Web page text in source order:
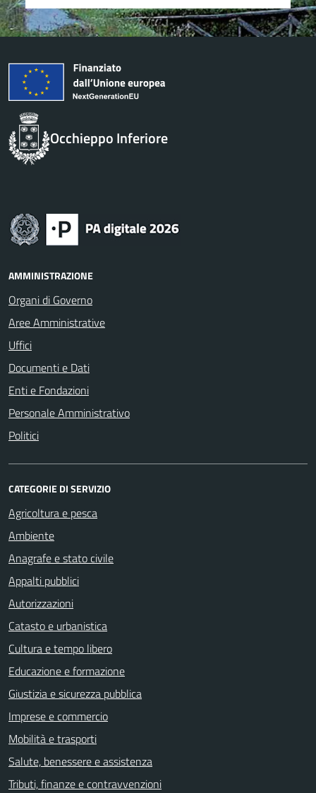
Occhieppo Inferiore
AMMINISTRAZIONE
Organi di Governo
Aree Amministrative
Uffici
Documenti e Dati
Enti e Fondazioni
Personale Amministrativo
Politici
CATEGORIE DI SERVIZIO
Agricoltura e pesca
Ambiente
Anagrafe e stato civile
Appalti pubblici
Autorizzazioni
Catasto e urbanistica
Cultura e tempo libero
Educazione e formazione
Giustizia e sicurezza pubblica
Imprese e commercio
Mobilità e trasporti
Salute, benessere e assistenza
Tributi, finanze e contravvenzioni